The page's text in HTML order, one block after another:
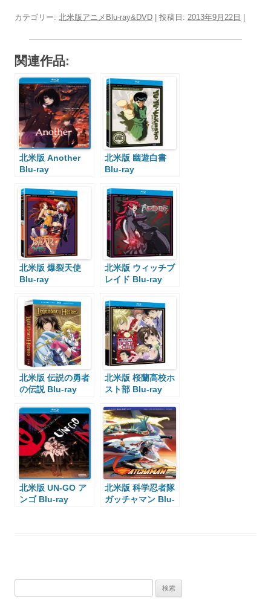
カテゴリー: 北米版アニメBlu-ray&DVD | 投稿日: 2013年9月22日
関連作品:
北米版 Another
Blu-ray
北米版 幽遊白書
Blu-ray
北米版 爆裂天使
Blu-ray
北米版 ウィッチブ
レイド Blu-ray
北米版 伝説の勇者
の伝説 Blu-ray
北米版 桜蘭高校ホ
スト部 Blu-ray
北米版 UN-GO ア
ンゴ Blu-ray
北米版 科学忍者隊
ガッチャマン Blu-